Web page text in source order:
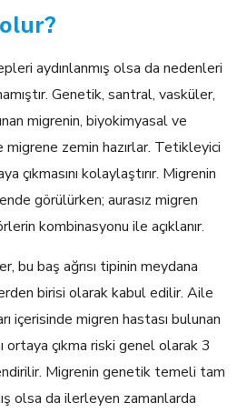
aydınlanmış olsa da nedenleri
Genetik, santral, vasküler,
migrenin, biyokimyasal ve
zemin hazırlar. Tetikleyici
çıkmasını kolaylaştırır. Migrenin
görülürken; aurasız migren
kombinasyonu ile açıklanır.
bu baş ağrısı tipinin meydana
birisi olarak kabul edilir. Aile
içerisinde migren hastası bulunan
ortaya çıkma riski genel olarak 3
Migrenin genetik temeli tam
olsa da ilerleyen zamanlarda